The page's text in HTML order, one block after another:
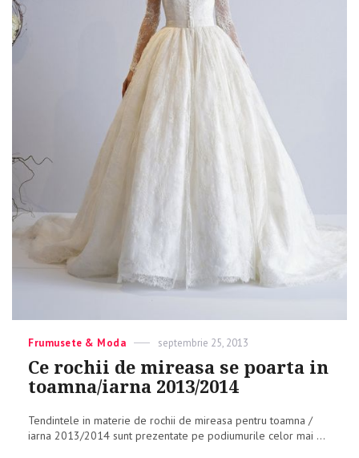
Categories
Frumusete & Moda
Posted
on
septembrie 25, 2013
Ce rochii de mireasa se poarta in
toamna/iarna 2013/2014
Tendintele in materie de rochii de mireasa pentru toamna /
iarna 2013/2014 sunt prezentate pe podiumurile celor mai ...